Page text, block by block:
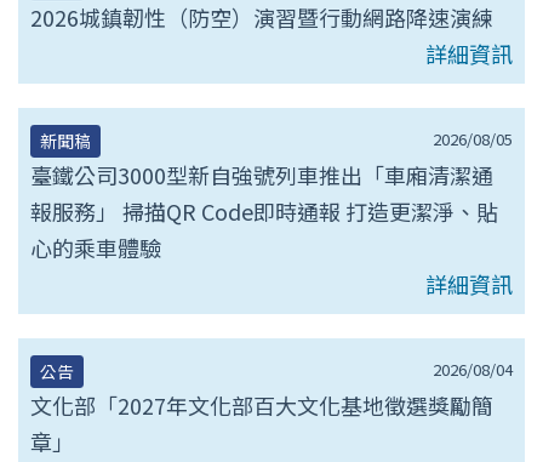
2026城鎮韌性（防空）演習暨行動網路降速演練
詳細資訊
2026/08/05
新聞稿
臺鐵公司3000型新自強號列車推出「車廂清潔通
報服務」 掃描QR Code即時通報 打造更潔淨、貼
心的乘車體驗
詳細資訊
2026/08/04
公告
文化部「2027年文化部百大文化基地徵選獎勵簡
章」